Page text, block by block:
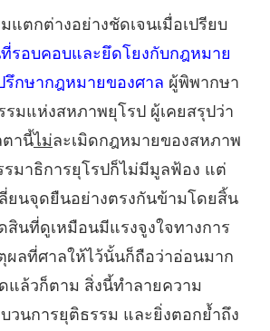
แตกต่างอย่างชัดเจนเมื่อเปรียบ
รอบคอบและยึดโยงกับกฎหมาย
กษากฎหมายของศาล ผู้พิพากษา
มแห่งสหภาพยุโรป ผู้เคยสรุปว่า
ตานี้ไม่ละเมิดกฎหมายของสหภาพ
มาธิการยุโรปก็ไม่มีมูลฟ้อง แต่
ยนจุดยืนอย่างตรงกันข้ามโดยสิ้น
สินที่ดูเหมือนมีแรงจูงใจทางการ
ผลที่ศาลให้ไว้นั้นก็ถือว่าอ่อนมาก
แล้วก็ตาม สิ่งนี้ทำลายความ
วนการยุติธรรม และยิ่งตอกย้ำถึง